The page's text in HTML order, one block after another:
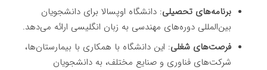
برنامه‌های تحصیلی: دانشگاه اوپسالا برای دانشجویان
بین‌المللی دوره‌های مهندسی به زبان انگلیسی ارائه می‌دهد.
فرصت‌های شغلی: این دانشگاه با همکاری با بیمارستان‌ها،
شرکت‌های فناوری و صنایع مختلف، به دانشجویان